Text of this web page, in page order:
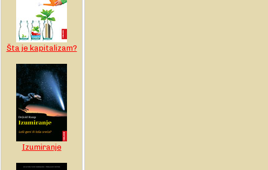
Šta je kapitalizam?
Izumiranje